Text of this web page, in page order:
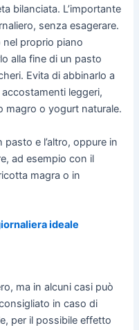
bilanciata. L’importante
senza esagerare.
nel proprio piano
alla fine di un pasto
Evita di abbinarlo a
leggeri,
magro o yogurt naturale.
e l’altro, oppure in
ad esempio con il
magra o in
ideale
ma in alcuni casi può
in caso di
per il possibile effetto